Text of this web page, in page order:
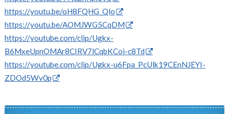
https://youtu.be/oH8FQHG_Qlo
https://youtu.be/AOMJWG5CqDM
https://youtube.com/clip/Ugkx-
B6MxeUpnOMAr8CIRV7lCqbKCoi-c8Td
https://youtube.com/clip/Ugkx-u6Fpa_PcUlk19CEnNJEYI-
ZDOd5Wv0p